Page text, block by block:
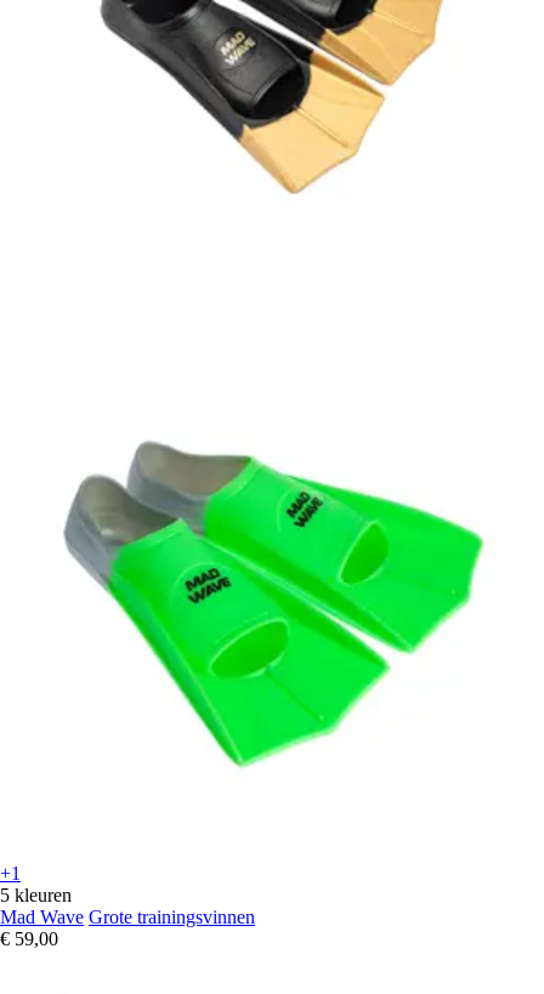
+1
5 kleuren
Mad Wave Grote trainingsvinnen
€ 59,00